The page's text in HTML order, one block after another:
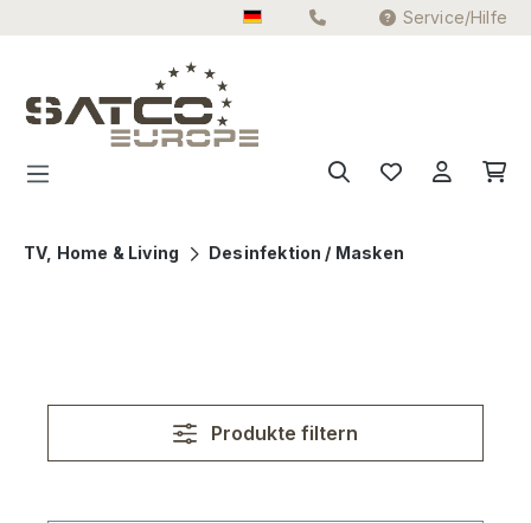
Zum Hauptinhalt springen Service/Hilfe
TV, Home & Living Desinfektion / Masken
Produkte filtern